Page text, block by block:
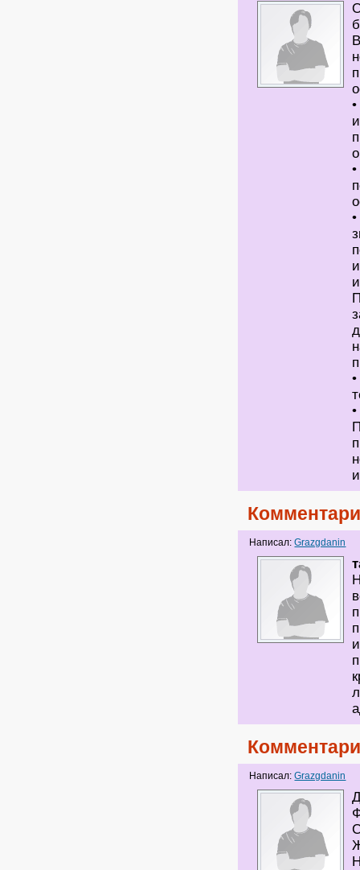
Написал:Grazgdanin
Написал:Grazgdanin